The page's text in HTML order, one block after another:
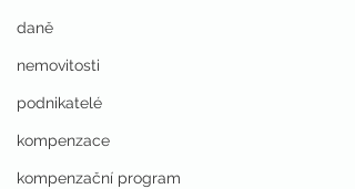
daně
nemovitosti
podnikatelé
kompenzace
kompenzační program